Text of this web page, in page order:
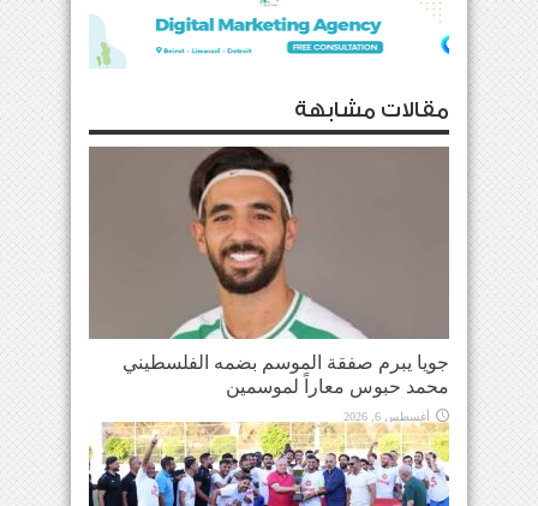
مقالات مشابهة
جويا يبرم صفقة الموسم بضمه الفلسطيني
محمد حبوس معاراً لموسمين
أغسطس 6, 2026